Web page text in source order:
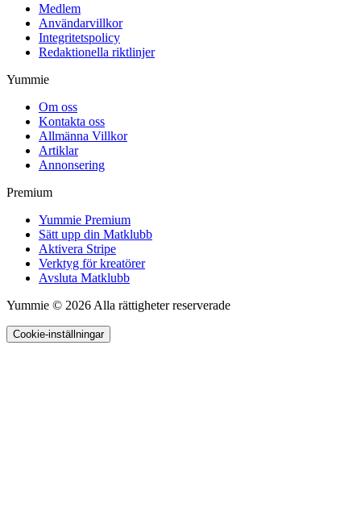
Medlem
Användarvillkor
Integritetspolicy
Redaktionella riktlinjer
Yummie
Om oss
Kontakta oss
Allmänna Villkor
Artiklar
Annonsering
Premium
Yummie Premium
Sätt upp din Matklubb
Aktivera Stripe
Verktyg för kreatörer
Avsluta Matklubb
Yummie © 2026 Alla rättigheter reserverade
Cookie-inställningar